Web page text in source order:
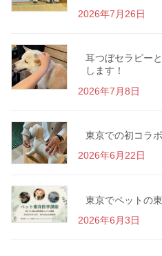
2026年7月26日
耳つぼセラピー
します！
2026年7月8日
東京での初コラ
2026年6月22日
東京でペットの
2026年6月3日